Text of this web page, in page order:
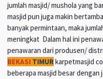
jumlah masjid/ mushola yang
masjid pun juga makin
banyak permintaan, maka
meningkat Dalam hal ini
penawaran dari produsen/
BEKASI TIMURkarpetmasjid
beberapa masjid besar dengan